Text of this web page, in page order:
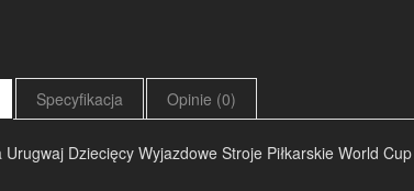
Specyfikacja Opinie (0)
Urugwaj Dziecięcy Wyjazdowe Stroje Piłkarskie World